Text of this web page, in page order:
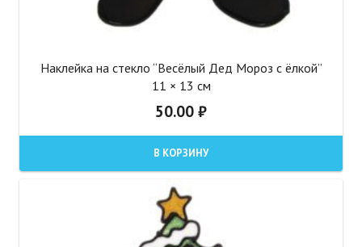
Наклейка на стекло “Весёлый Дед Мороз с ёлкой”
11 × 13 см
50.00 ₽
В КОРЗИНУ